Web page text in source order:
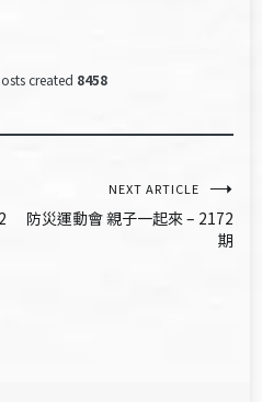
created 8458
NEXT ARTICLE
防災運動會 親子一起來 – 2172
期